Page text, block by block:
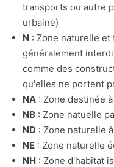
transports ou autre
urbaine)
N : Zone naturelle
généralement
comme des
qu'elles ne portent
NA : Zone destinée
NB : Zone natuelle
ND : Zone naturelle
NE : Zone naturelle
NH : Zone d'habitat